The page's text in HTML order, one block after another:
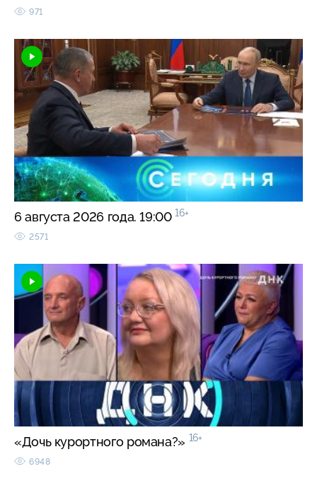
971
6 августа 2026 года. 19:00 16+
2571
«Дочь курортного романа?» 16+
6948